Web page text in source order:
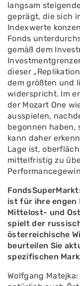
langsam
geprägt, die sich
Indexwerte
Fonds
gemäß dem
dieser
dem größten und
widerspricht. Im
der Mozart One
ausspielen,
begonnen haben,
kann daher
Lage ist,
mittelfristig zu
ist für ihre engen
Mittelost- und
spielt der
österreichische
beurteilen Sie
spezifischen
Wolfgang